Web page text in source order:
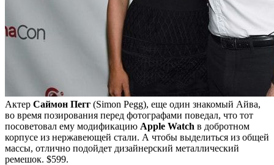
Актер Саймон Пегг (Simon Pegg), еще один знакомый Айва,
во время позирования перед фотографами поведал, что тот
посоветовал ему модификацию Apple Watch в добротном
корпусе из нержавеющей стали. А чтобы выделиться из общей
массы, отлично подойдет дизайнерский металлический
ремешок. $599.